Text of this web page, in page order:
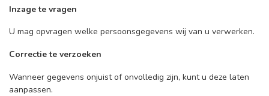
Inzage te vragen
U mag opvragen welke persoonsgegevens wij van u verwerken.
Correctie te verzoeken
Wanneer gegevens onjuist of onvolledig zijn, kunt u deze laten
aanpassen.